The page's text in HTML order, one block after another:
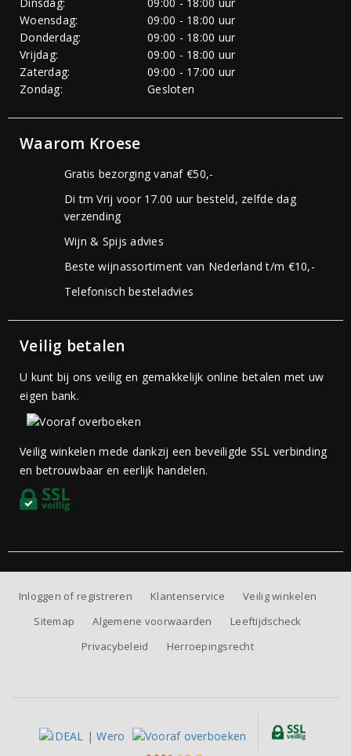
Woensdag:
09:00 - 18:00 uur
Donderdag:
09:00 - 18:00 uur
Vrijdag:
09:00 - 18:00 uur
Zaterdag:
09:00 - 17:00 uur
Zondag:
Gesloten
Waarom Kroese
Gratis bezorging vanaf €50,-
Di tm Vrij voor 17.00 uur besteld, zelfde dag
verzending
Wijn & Spijs advies
Beste wijnassortiment van Nederland t/m €10,-
Telefonisch besteladvies
Veilig betalen
U kunt bij ons veilig en gemakkelijk online betalen met uw
eigen bank.
Veilig winkelen mede dankzij een beveiligde SSL verbinding
en betrouwbaar en eerlijk handelen.
Inloggen of registreren Klantenservice
Veilig winkelen
Sitemap
Algemene voorwaarden
Leeftijdscheck
Privacybeleid
Herroepingsrecht